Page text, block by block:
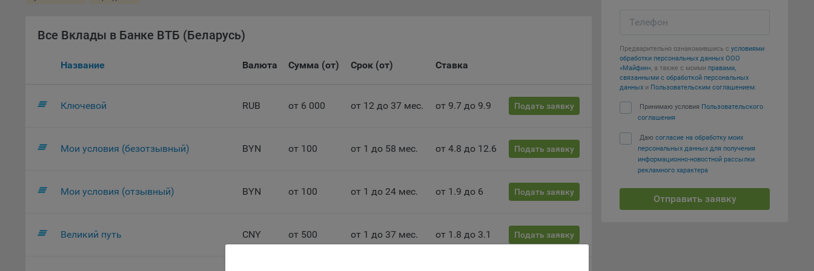
например, выбор языковой версии.
Общество не использует файлы cookie для идентификации субъектов
персональных данных.
сайтами, которые посещает пользователь), так и сторонние файлы cookie
(задаются сервером, расположенным вне домена наших сайтов).
(включая файлы «cookie»), собираемые с помощью сервисов Интернет-
статистики, которые служат для сбора информации о действиях
Общество обрабатывает обезличенные данные о пользователе в случае, если
это разрешено в настройках браузера пользователя (включено сохранение
Все Вклады в Банке ВТБ (Беларусь)
Название Валюта Сумма (от) Срок (от) Ставка
Ключевой RUB от 6 000 от 12 до 37 мес. от 9.7 до 9.9 Подать заявку
Мои условия (безотзывный) BYN от 100 от 1 до 58 мес. от 4.8 до 12.6 Подать заявку
Мои условия (отзывный) BYN от 100 от 1 до 24 мес. от 1.9 до 6 Подать заявку
Великий путь CNY от 500 от 1 до 37 мес. от 1.8 до 3.1 Подать заявку
Телефон
Предварительно ознакомившись с условиями
обработки персональных данных ООО
«Майфин», а также с моими правами,
связанными с обработкой персональных
данных и Пользовательским соглашением:
Принимаю условия Пользовательского
соглашения
Даю согласие на обработку моих
персональных данных для получения
информационно-новостной рассылки
рекламного характера
Отправить заявку